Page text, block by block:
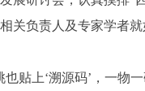
关负责人及专家学者
贴上‘溯源码’，一物